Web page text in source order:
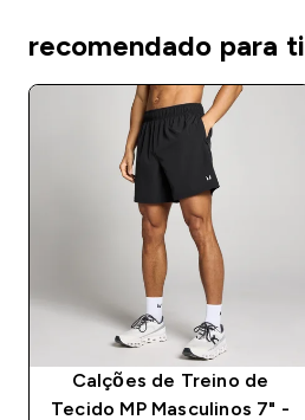
recomendado para ti
Calções de Treino de
Tecido MP Masculinos 7" -